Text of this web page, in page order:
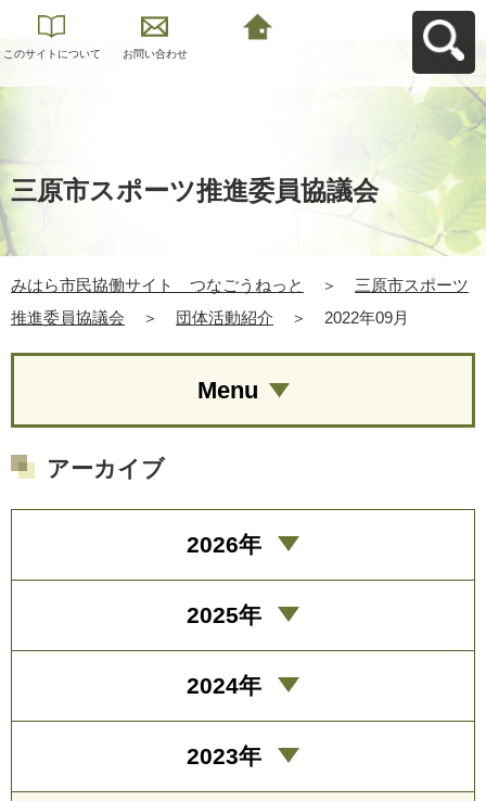
このサイトについて お問い合わせ
三原市スポーツ推進委員協議会
みはら市民協働サイト つなごうねっと ＞
三原市スポーツ
推進委員協議会
＞ 団体活動紹介 ＞ 2022年09月
Menu
アーカイブ
2026年
2025年
2024年
2023年